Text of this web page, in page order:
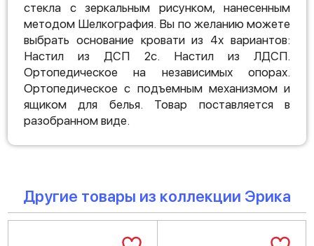
стекла с зеркальным рисунком, нанесенным
методом Шелкография. Вы по желанию можете
выбрать основание кровати из 4х вариантов:
Настил из ДСП 2с. Настил из ЛДСП.
Ортопедическое на независимых опорах.
Ортопедическое с подъемным механизмом и
ящиком для белья. Товар поставляется в
разобранном виде.
Другие товары из коллекции Эрика